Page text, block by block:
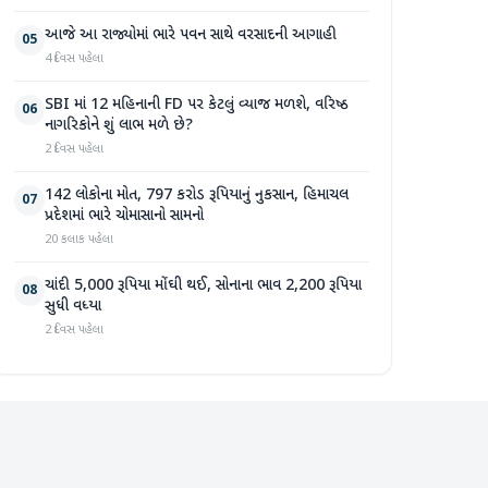
05 આજે આ રાજ્યોમાં ભારે પવન સાથે વરસાદની આગાહી
4 દિવસ પહેલા
06 SBI માં 12 મહિનાની FD પર કેટલું વ્યાજ મળશે, વરિષ્ઠ
નાગરિકોને શું લાભ મળે છે?
2 દિવસ પહેલા
07 142 લોકોના મોત, 797 કરોડ રૂપિયાનું નુકસાન, હિમાચલ
પ્રદેશમાં ભારે ચોમાસાનો સામનો
20 કલાક પહેલા
08 ચાંદી 5,000 રૂપિયા મોંઘી થઈ, સોનાના ભાવ 2,200 રૂપિયા
સુધી વધ્યા
2 દિવસ પહેલા